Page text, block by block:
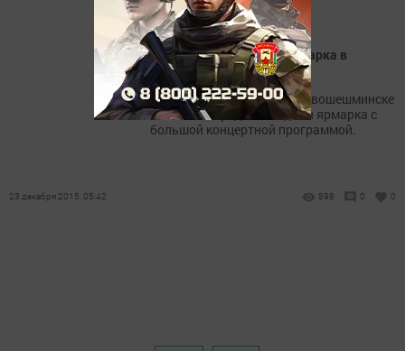
26 декабря состоится ярмарка в
райцентре
В субботу, 26 декабря, в Новошешминске
состоится предновогодняя ярмарка с
большой концертной программой.
23 декабря 2015, 05:42 898 0 0